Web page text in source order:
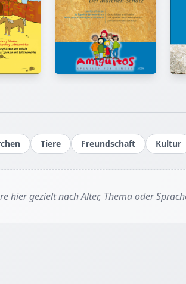
Tiere Freundschaft Kultur
hier gezielt nach Alter, Thema oder
der Unvollkommenheit: Eine Einladung
ist eine philosophische Fabel oder
im Gewand eines poetischen
zu Determinismus und Willensfreiheit. In
Welt, die von einer übergeordneten
in absoluter Harmonie
und technokratische Utopien.
Verantwortung individueller
für den Wert der Unvollkommenheit
Umgebung, die oft von der Sehnsucht
und absoluter Sicherheit geprägt ist,